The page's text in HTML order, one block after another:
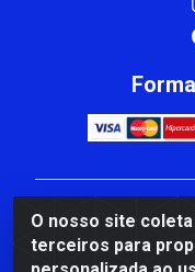
O nosso site
terceiros para
CBP MACEDO
Mauro Miranda
de